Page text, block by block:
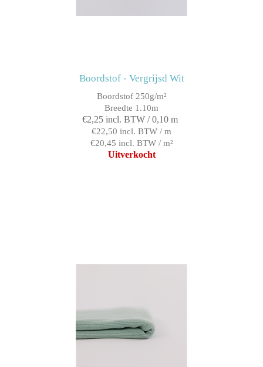
Boordstof - Vergrijsd Wit
Boordstof 250g/m²
Breedte 1.10m
€2,25 incl. BTW / 0,10 m
€22,50 incl. BTW / m
€20,45 incl. BTW / m²
Uitverkocht